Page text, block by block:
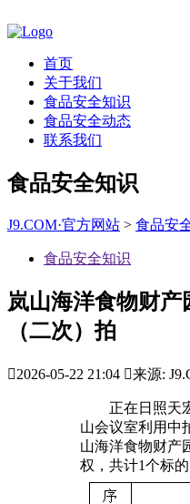
首页
关于我们
食品安全知识
食品安全动态
联系我们
食品安全知识
J9.COM·官方网站 > 食品安
食品安全知识
岚山海洋食物财产
（二次）拍
2026-05-22 21:04 来源:
正在日照天宏
山会议室利用中
山海洋食物财产
权，共计1个标